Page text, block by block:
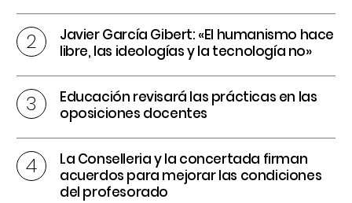
Javier García Gibert: «El humanismo hace
libre, las ideologías y la tecnología no»
Educación revisará las prácticas en las
oposiciones docentes
La Conselleria y la concertada firman
acuerdos para mejorar las condiciones
del profesorado